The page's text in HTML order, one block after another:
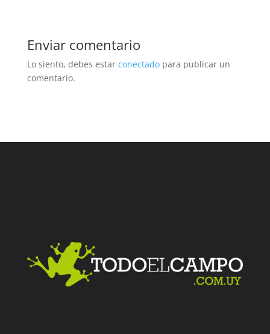
Enviar comentario
Lo siento, debes estar conectadopara publicar un
comentario.
Facebook